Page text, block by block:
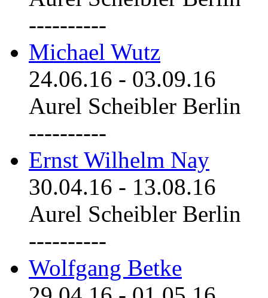
----------
Michael Wutz
24.06.16 - 03.09.16
Aurel Scheibler Berlin
----------
Ernst Wilhelm Nay
30.04.16 - 13.08.16
Aurel Scheibler Berlin
----------
Wolfgang Betke